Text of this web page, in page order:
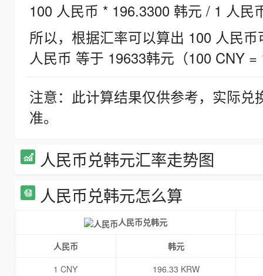
100 人民币 * 196.3300 韩元 / 1 人民
所以，根据汇率可以算出 100 人民
人民币 等于 19633韩元（100 CNY =
注意：此计算结果仅供参考，实际
准。
人民币兑韩元汇率走势图
人民币兑韩元怎么算
人民币兑韩元
人民币
韩元
1 CNY
196.33 KRW